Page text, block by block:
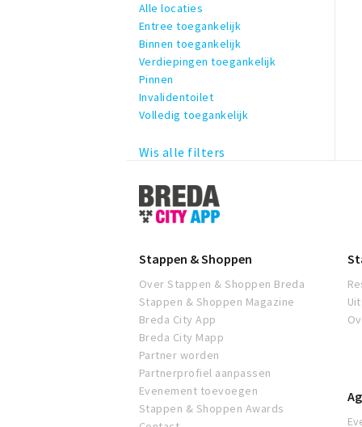
Alle locaties
Entree toegankelijk
Binnen toegankelijk
Verdiepingen toegankelijk
Pinnen
Invalidentoilet
Volledig toegankelijk
Wis alle filters
Stappen
&
Shoppen
Stappen & Shoppen
Over Stappen & Shoppen Breda
Stappen & Shoppen Magazine
Breda City App
Breda City Mapp
Partner worden
Partnerprofiel aanpassen
Evenement toevoegen
Stappen & Shoppen Awards